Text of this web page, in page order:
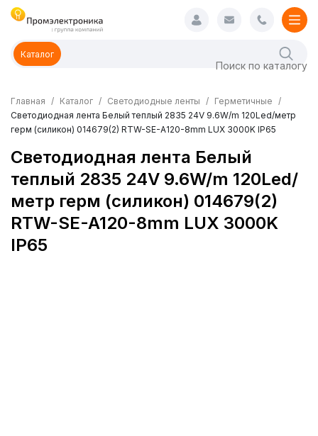
Каталог
Главная Каталог Светодиодные ленты
Герметичные
Светодиодная лента Белый теплый 2835 24V 9.6W/m 120Led/метр
герм (силикон) 014679(2) RTW-SE-A120-8mm LUX 3000K IP65
Светодиодная лента Белый
теплый 2835 24V 9.6W/m 120Led/
метр герм (силикон) 014679(2)
RTW-SE-A120-8mm LUX 3000K
IP65